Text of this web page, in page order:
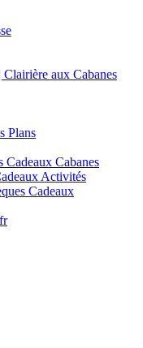
aux Cabanes
Plans
Cadeaux Cabanes
Activités
Cadeaux